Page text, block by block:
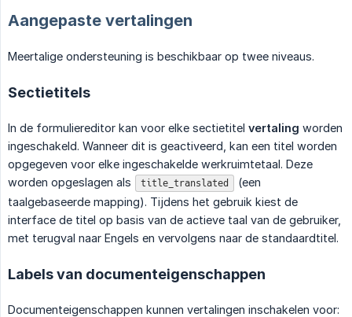
Aangepaste vertalingen
Meertalige ondersteuning is beschikbaar op twee niveaus.
Sectietitels
In de formuliereditor kan voor elke sectietitel vertaling worden
ingeschakeld. Wanneer dit is geactiveerd, kan een titel worden
opgegeven voor elke ingeschakelde werkruimtetaal. Deze
worden opgeslagen als
title_translated
(een
taalgebaseerde mapping). Tijdens het gebruik kiest de
interface de titel op basis van de actieve taal van de gebruiker,
met terugval naar Engels en vervolgens naar de standaardtitel.
Labels van documenteigenschappen
Documenteigenschappen kunnen vertalingen inschakelen voor: